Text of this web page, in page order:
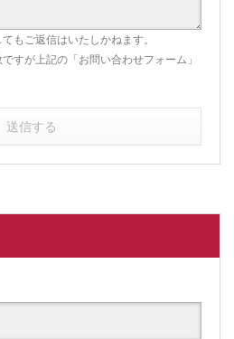
もご返信はいたしかねます。
すが上記の「お問い合わせフォーム」
送信する